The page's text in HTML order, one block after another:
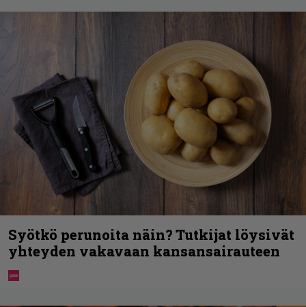
Syötkö perunoita näin? Tutkijat löysivät
yhteyden vakavaan kansansairauteen